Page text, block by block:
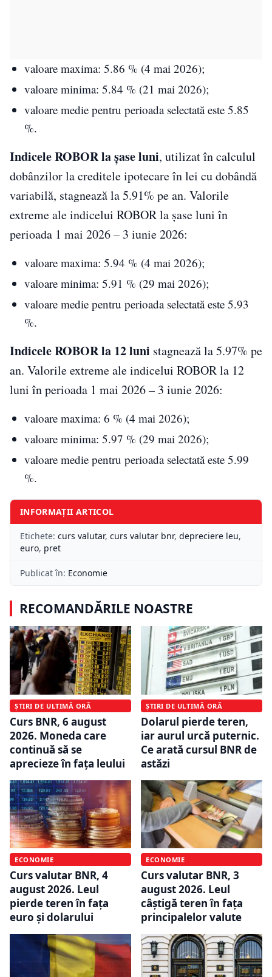
valoare maxima: 5.86 % (4 mai 2026);
valoare minima: 5.84 % (21 mai 2026);
valoare medie pentru perioada selectată este 5.85
%.
Indicele ROBOR la şase luni, utilizat în calculul
dobânzilor la creditele ipotecare în lei cu dobândă
variabilă, stagnează la 5.91% pe an. Valorile
extreme ale indicelui ROBOR la șase luni în
perioada 1 mai 2026 – 3 iunie 2026:
valoare maxima: 5.94 % (4 mai 2026);
valoare minima: 5.91 % (29 mai 2026);
valoare medie pentru perioada selectată este 5.93
%.
Indicele ROBOR la 12 luni stagnează la 5.97% pe
an. Valorile extreme ale indicelui ROBOR la 12
luni în perioada 1 mai 2026 – 3 iunie 2026:
valoare maxima: 6 % (4 mai 2026);
valoare minima: 5.97 % (29 mai 2026);
valoare medie pentru perioada selectată este 5.99
%.
INFORMAȚII ARTICOL
Etichete: curs valutar, curs valutar bnr, depreciere leu,
euro, pret
Publicat în: Economie
RECOMANDĂRILE NOASTRE
ȘTIRI DE ULTIMĂ ORĂ
Curs BNR, 6 august
2026. Moneda care
continuă să se
aprecieze în fața leului
ȘTIRI DE ULTIMĂ ORĂ
Dolarul pierde teren,
iar aurul urcă puternic.
Ce arată cursul BNR de
astăzi
ECONOMIE
Curs valutar BNR, 4
august 2026. Leul
pierde teren în fața
euro și dolarului
ECONOMIE
Curs valutar BNR, 3
august 2026. Leul
câștigă teren în fața
principalelor valute